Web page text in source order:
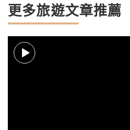
更多旅遊文章推薦